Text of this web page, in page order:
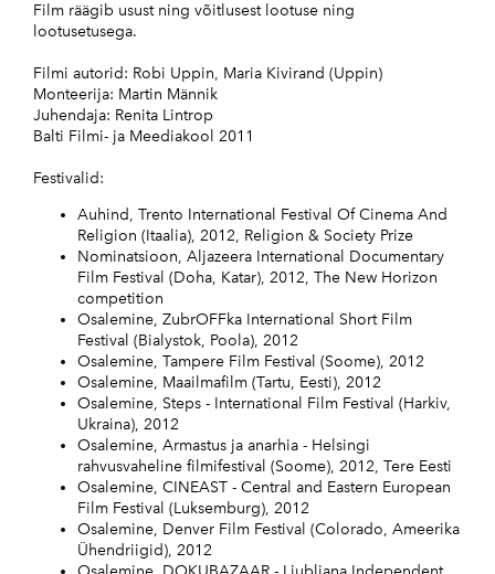
Film räägib usust ning võitlusest lootuse ning
lootusetusega.
Filmi autorid: Robi Uppin, Maria Kivirand (Uppin)
Monteerija: Martin Männik
Juhendaja: Renita Lintrop
Balti Filmi- ja Meediakool 2011
Festivalid:
Auhind, Trento International Festival Of Cinema And
Religion (Itaalia), 2012, Religion & Society Prize
Nominatsioon, Aljazeera International Documentary
Film Festival (Doha, Katar), 2012, The New Horizon
competition
Osalemine, ZubrOFFka International Short Film
Festival (Bialystok, Poola), 2012
Osalemine, Tampere Film Festival (Soome), 2012
Osalemine, Maailmafilm (Tartu, Eesti), 2012
Osalemine, Steps - International Film Festival (Harkiv,
Ukraina), 2012
Osalemine, Armastus ja anarhia - Helsingi
rahvusvaheline filmifestival (Soome), 2012, Tere Eesti
Osalemine, CINEAST - Central and Eastern European
Film Festival (Luksemburg), 2012
Osalemine, Denver Film Festival (Colorado, Ameerika
Ühendriigid), 2012